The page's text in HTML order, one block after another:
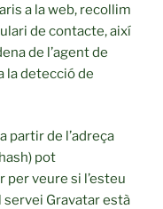
a la web, recollim
de contacte, així
de l’agent de
la detecció de
partir de l’adreça
pot
per veure si l’esteu
servei Gravatar està